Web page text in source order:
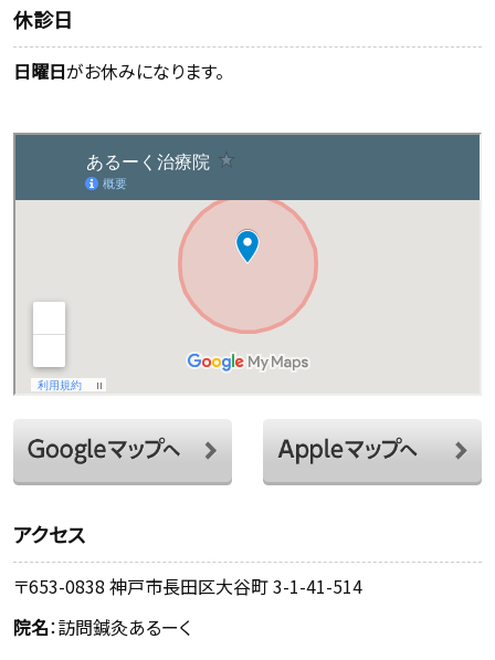
休診日
日曜日がお休みになります。
アクセス
〒653-0838 神戸市長田区大谷町 3-1-41-514
院名：訪問鍼灸あるーく